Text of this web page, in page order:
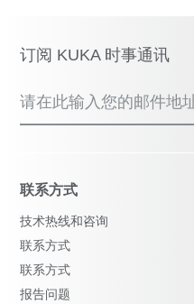
订阅 KUKA 时事通讯
请在此输入您的邮件地
联系方式
技术热线和咨询
联系方式
联系方式
报告问题